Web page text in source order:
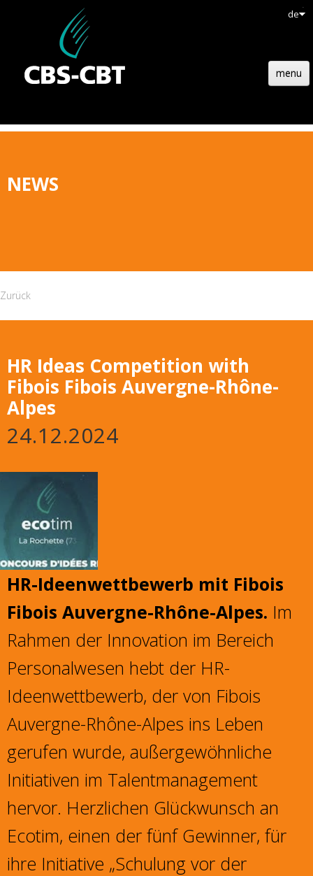
de
menu
NEWS
Zurück
HR Ideas Competition with
Fibois Fibois Auvergne-Rhône-
Alpes
24.12.2024
HR-Ideenwettbewerb mit Fibois
Fibois Auvergne-Rhône-Alpes. Im
Rahmen der Innovation im Bereich
Personalwesen hebt der HR-
Ideenwettbewerb, der von Fibois
Auvergne-Rhône-Alpes ins Leben
gerufen wurde, außergewöhnliche
Initiativen im Talentmanagement
hervor. Herzlichen Glückwunsch an
Ecotim, einen der fünf Gewinner, für
ihre Initiative „Schulung vor der